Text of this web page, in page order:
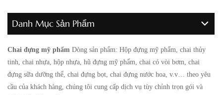
español
português
العربية
日本語
Danh Mục Sản Phẩm
Chai đựng mỹ phẩm Dòng sản phẩm: Hộp đựng mỹ phẩm, chai thủy
tinh, chai nhựa, hộp nhựa, hũ đựng mỹ phẩm, chai có vòi bơm, chai
đựng sữa dưỡng thể, chai đựng bọt, chai đựng nước hoa, v.v… theo yêu
cầu của khách hàng, chúng tôi cung cấp dịch vụ tùy chỉnh trọn gói và